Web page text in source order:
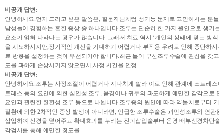
비공개 답변:
안녕하세요.먼저 드리고 싶은 말씀은, 질문자님처럼 성기능 문제로 고민하시는
남성들이 경험하는 흔한 증상 중 하나입니다.조루는 단순히 한 가지 원인으로 생
요소가 얽혀 나타나는 경우가 많습니다. 그래서 치료 역시 ‘개인의 상태에 맞는 방
을 시도하시지만,장기적인 개선을 기대하기 어렵거나 부작용 우려로 인해 중단하
료 방향을 설정하는 것이 우선되어야 합니다.최근 들어 부산조루수술에 관심을 갖
도를 과하게 손상시키지 않으면서,사정 시간을 안정
비공개 답변:
안녕하세요.조루는 사정조절이 어렵거나 지나치게 빨라 이로 인해 관계에 스트레
트레스 등의 요인에 의한 심인성 조루, 음경이나 귀두의 과도하게 예민한 감각으
요인과 관련한 질환성 조루 등으로 나뉩니다.조루증의 원인에 따라 약물치료부터
질환에 의한 2차적인 증상 발생이 아니라면, 언급한 조루수술은 과민성조루와 연
삽입하여 신경을 덮어주고 확대효과를 누리는 진피삽입술부터 음경 배부신경차
각검사를 통해 예민한 정도를